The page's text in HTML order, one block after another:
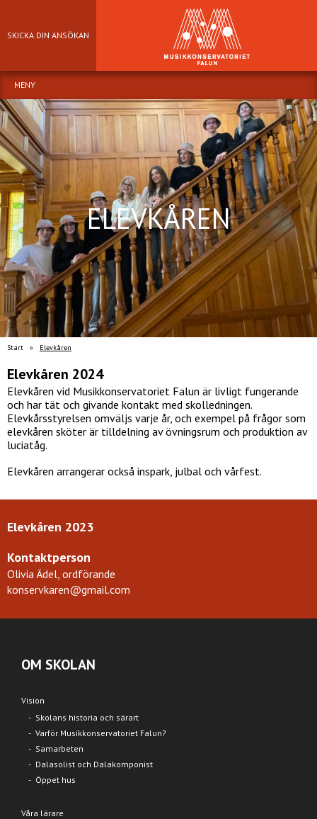
SKICKA DIN ANSÖKAN
MENY
ELEVKÅREN
Start » Elevkåren
Elevkåren 2024
Elevkåren vid Musikkonservatoriet Falun är livligt fungerande
och har tät och givande kontakt med skolledningen.
Elevkårsstyrelsen omväljs varje år, och exempel på frågor som
elevkåren sköter är tilldelning av övningsrum och produktion av
luciatåg.
Elevkåren arrangerar också inspark, julbal och vårfest.
Elevkåren 2023
Kontaktperson
Olivia Ädel, ordförande
konservkaren@gmail.com
OM SKOLAN
Vision
Skolans historia och särart
Varför Musikkonservatoriet Falun?
Samarbeten
Dalasolist och Dalakomponist
Öppet hus
Våra lärare